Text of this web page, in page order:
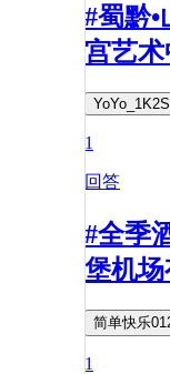
#蜀黔
宫艺
1
回答
#全季
堡机
简单快乐
1